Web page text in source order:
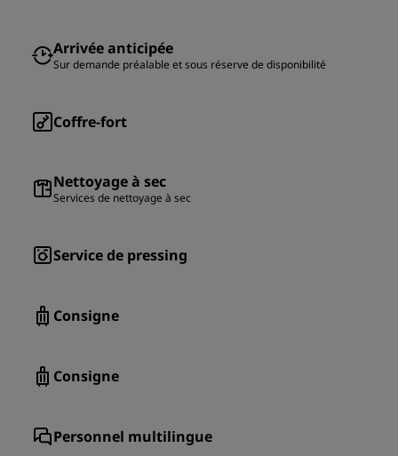
Arrivée anticipée
Sur demande préalable et sous réserve de disponibilité
Coffre-fort
Nettoyage à sec
Services de nettoyage à sec
Service de pressing
Consigne
Consigne
Personnel multilingue